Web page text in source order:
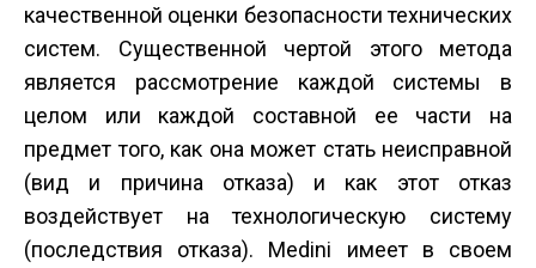
качественной оценки безопасности технических
систем. Существенной чертой этого метода
является рассмотрение каждой системы в
целом или каждой составной ее части на
предмет того, как она может стать неисправной
(вид и причина отказа) и как этот отказ
воздействует на технологическую систему
(последствия отказа). Medini имеет в своем